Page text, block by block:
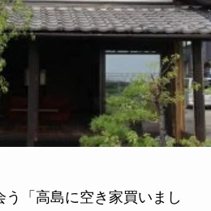
「高島に空き家買いまし